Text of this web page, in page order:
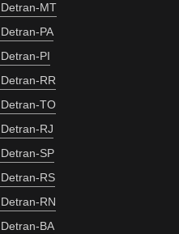
MT
PA
PI
RR
TO
RJ
SP
RS
RN
BA